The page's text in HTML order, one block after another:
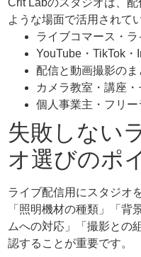
ような場面で活用されて
ライブコマース・ラ
YouTube・TikTok
配信と動画撮影の
カメラ教室・講座
個人事業主・フリ
失敗しない
オ選びのポ
ライブ配信用にスタジオ
「照明機材の種類」「背
ムへの対応」「撮影との
認することが重要です。